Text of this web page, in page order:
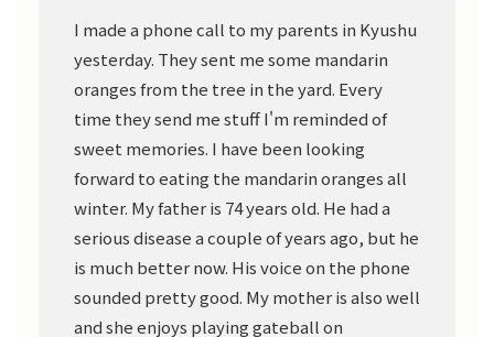
I made a phone call to my parents in Kyushu
yesterday. They sent me some mandarin
oranges from the tree in the yard. Every
time they send me stuff I'm reminded of
sweet memories. I have been looking
forward to eating the mandarin oranges all
winter. My father is 74 years old. He had a
serious disease a couple of years ago, but he
is much better now. His voice on the phone
sounded pretty good. My mother is also well
and she enjoys playing gateball on